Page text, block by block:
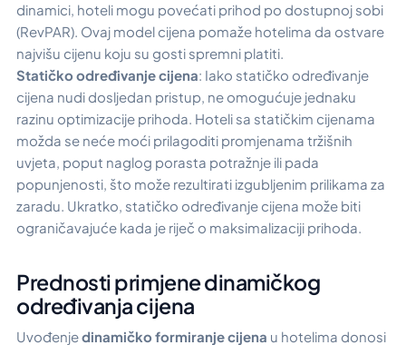
dinamici, hoteli mogu povećati prihod po dostupnoj sobi
(RevPAR). Ovaj model cijena pomaže hotelima da ostvare
najvišu cijenu koju su gosti spremni platiti.
Statičko određivanje cijena: Iako statičko određivanje
cijena nudi dosljedan pristup, ne omogućuje jednaku
razinu optimizacije prihoda. Hoteli sa statičkim cijenama
možda se neće moći prilagoditi promjenama tržišnih
uvjeta, poput naglog porasta potražnje ili pada
popunjenosti, što može rezultirati izgubljenim prilikama za
zaradu. Ukratko, statičko određivanje cijena može biti
ograničavajuće kada je riječ o maksimalizaciji prihoda.
Prednosti primjene dinamičkog
određivanja cijena
Uvođenjedinamičko formiranje cijena u hotelima donosi